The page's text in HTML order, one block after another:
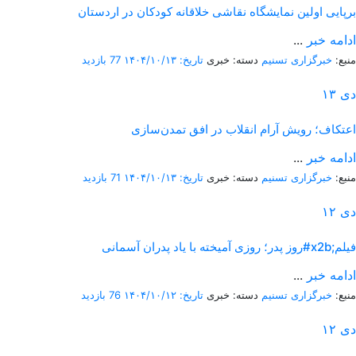
برپایی اولین نمایشگاه نقاشی خلاقانه کودکان در اردستان
... ادامه خبر
منبع: خبرگزاری تسنیم دسته: خبری تاریخ: ۱۴۰۴/۱۰/۱۳ 77 بازدید
۱۳ دی
اعتکاف؛ رویش آرام انقلاب در افق تمدن‌سازی
... ادامه خبر
منبع: خبرگزاری تسنیم دسته: خبری تاریخ: ۱۴۰۴/۱۰/۱۳ 71 بازدید
۱۲ دی
روز پدر؛ روزی آمیخته با یاد پدران آسمانی#x2b;فیلم
... ادامه خبر
منبع: خبرگزاری تسنیم دسته: خبری تاریخ: ۱۴۰۴/۱۰/۱۲ 76 بازدید
۱۲ دی